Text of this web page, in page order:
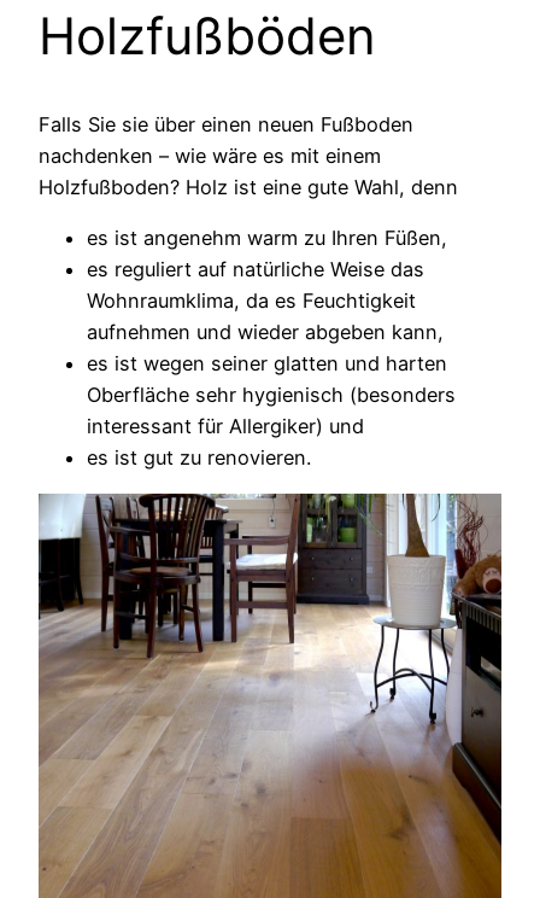
Holzfußböden
Falls Sie sie über einen neuen Fußboden
nachdenken – wie wäre es mit einem
Holzfußboden? Holz ist eine gute Wahl, denn
es ist angenehm warm zu Ihren Füßen,
es reguliert auf natürliche Weise das
Wohnraumklima, da es Feuchtigkeit
aufnehmen und wieder abgeben kann,
es ist wegen seiner glatten und harten
Oberfläche sehr hygienisch (besonders
interessant für Allergiker) und
es ist gut zu renovieren.